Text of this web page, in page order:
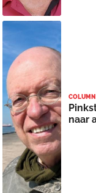
COLUMN
naar